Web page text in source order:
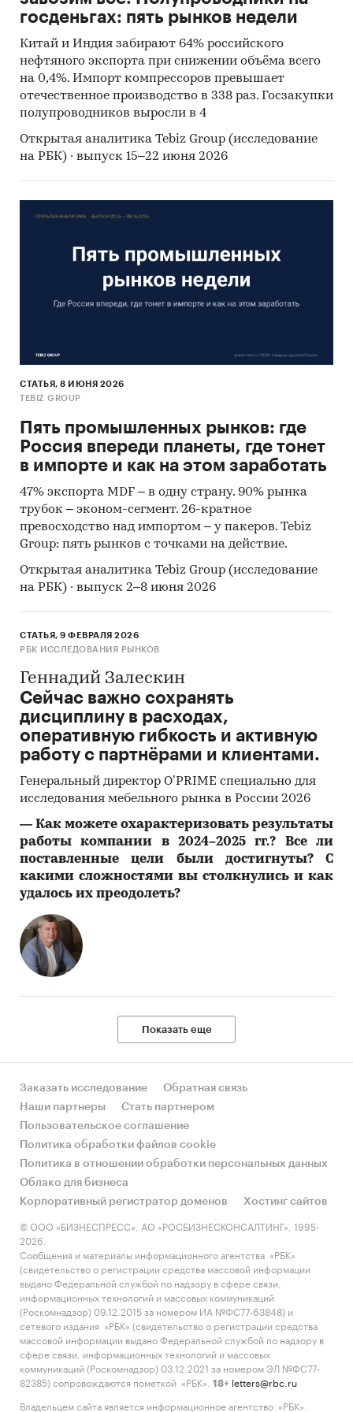
методики расчёта на основе сравнения с
регионами, похожими по доходам населения и
доле расходов на мебель, а также с
географическими соседями. Этот набор
моделей можно использовать как уже готовый
ориентир или как отправную точку для
разработки ваших собственных, более
специфических моделей оценки.
Экономия времени и прозрачность
методологии.Все данные собраны, очищены,
рассчитаны и визуализированы. Отчет
профессиональную аналитику. Источники и
методология открыты и приведены в
справочном разделе в конце отчета.
Содержание
- Резюме по розничному рынку в Республике
Башкортостан · Сводная панель: основные
показатели и позиционирование
- Республика Башкортостан· Итоги 2025 ·
Ключевые показатели рынка
- Республика Башкортостан· Аналитический
профиль · Матрицы позиционирования
- Республика Башкортостан· Аналитический
профиль · Расчет потенциала по 4 методикам
- Россия · Итоги 2025 · Ключевые показатели
рынка
- ПФО· Итоги 2025 · Ключевые показатели
Смотрите
О компании «Экспресс-Обзор» - 21 год на
рынке
Компания «Экспресс-Обзор» с 2005 года
исследований рынков России. Мы превращаем
сложную статистику в понятные отчеты с
визуализацией, чтобы вам было легко
ориентироваться на рынке.
Исследования «Экспресс-Обзор»:
- Отображают информацию через
инфографику
- Показывают основные тренды с акцентом на
количественное измерение
- Содержат последние доступные данные
(официальная статистика при необходимости
обогащается данными из отчётности
профильных организаций)
- Построены на основе прозрачной
методологии и сопоставимых показателей
- Предоставляются в день покупки или
актуализируются в течение 3 дней
Области исследований (400+ рынков):
- Рынки: розничная продажа, производство,
услуги, строительство и недвижимость
- Экономика: региональная аналитика,
отраслевые показатели
- Социальная статистика: доходы и расходы
населения, заработные платы, цены
госденьгах: пять рынков недели
Китай и Индия забирают 64% российского
нефтяного экспорта при снижении объёма всего
на 0,4%. Импорт компрессоров превышает
отечественное производство в 338 раз. Госзакупки
полупроводников выросли в 4
Открытая аналитика Tebiz Group (исследование
на РБК) · выпуск 15–22 июня 2026
СТАТЬЯ, 8 ИЮНЯ 2026
TEBIZ GROUP
Пять промышленных рынков: где
Россия впереди планеты, где тонет
в импорте и как на этом заработать
47% экспорта MDF – в одну страну. 90% рынка
трубок – эконом-сегмент. 26-кратное
превосходство над импортом – у пакеров. Tebiz
Group: пять рынков с точками на действие.
Открытая аналитика Tebiz Group (исследование
на РБК) · выпуск 2–8 июня 2026
СТАТЬЯ, 9 ФЕВРАЛЯ 2026
РБК ИССЛЕДОВАНИЯ РЫНКОВ
Геннадий Залескин
Сейчас важно сохранять
дисциплину в расходах,
оперативную гибкость и активную
работу с партнёрами и клиентами.
Генеральный директор O’PRIME специально для
исследования мебельного рынка в России 2026
― Как можете охарактеризовать результаты
работы компании в 2024–2025 гг.? Все ли
поставленные цели были достигнуты? С
какими сложностями вы столкнулись и как
удалось их преодолеть?
Показать еще
Заказать исследование
Обратная связь
Наши партнеры
Стать партнером
Пользовательское соглашение
Политика обработки файлов cookie
Политика в отношении обработки персональных данных
Облако для бизнеса
Корпоративный регистратор доменов
Хостинг сайтов
© ООО «БИЗНЕСПРЕСС», АО «РОСБИЗНЕСКОНСАЛТИНГ», 1995-
2026.
Сообщения и материалы информационного агентства «РБК»
(свидетельство о регистрации средства массовой информации
выдано Федеральной службой по надзору в сфере связи,
информационных технологий и массовых коммуникаций
(Роскомнадзор) 09.12.2015 за номером ИА №ФС77-63848) и
сетевого издания «РБК» (свидетельство о регистрации средства
массовой информации выдано Федеральной службой по надзору в
сфере связи, информационных технологий и массовых
коммуникаций (Роскомнадзор) 03.12.2021 за номером ЭЛ №ФС77-
82385) сопровождаются пометкой «РБК».
18+ letters@rbc.ru
Владельцем сайта является информационное агентство «РБК».